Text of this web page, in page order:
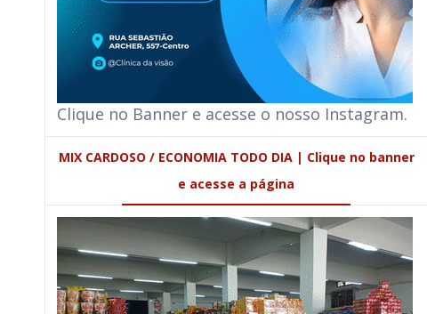
Clique no Banner e acesse o nosso Instagram.
MIX CARDOSO / ECONOMIA TODO DIA | Clique no banner
e acesse a página